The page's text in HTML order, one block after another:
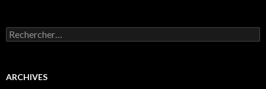
Rechercher :
ARCHIVES